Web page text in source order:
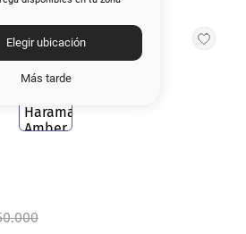
Elegir ubicación
Más tarde
.000